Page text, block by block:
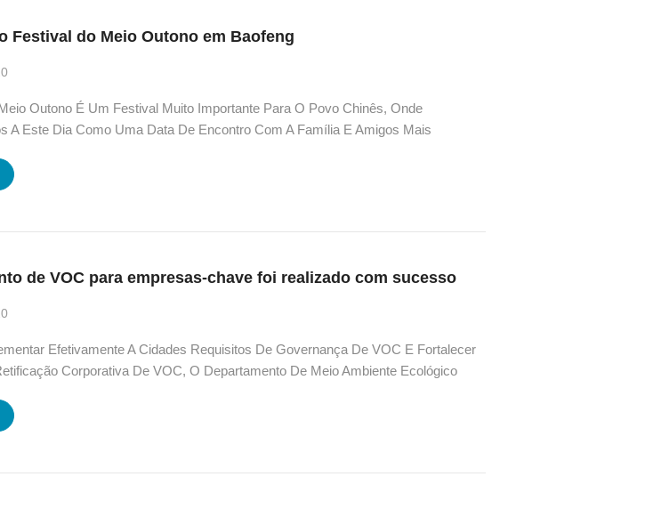
Festival do Meio Outono em Baofeng
Outono É Um Festival Muito Importante Para O Povo Chinês, Onde
A Este Dia Como Uma Data De Encontro Com A Família E Amigos Mais
de VOC para empresas-chave foi realizado com sucesso
Efetivamente A Cidades Requisitos De Governança De VOC E Fortalecer
Corporativa De VOC, O Departamento De Meio Ambiente Ecológico